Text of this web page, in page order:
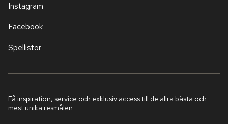
Instagram
Facebook
Spellistor
Få inspiration, service och exklusiv access till de allra bästa och
mest unika resmålen.